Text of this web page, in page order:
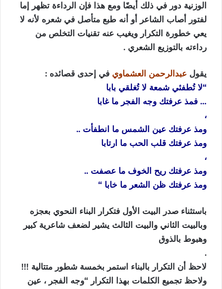
الوزنية دور في ذلك أيضًا ومع هذا فإن الرداءة تظهر إما
لفتور أصاب الشاعر أو أنه طبع متأصل في شعره لأنه لا
يعي خطورة التكرار ويغيب عنه تقنيات التخلص من
رداءته بالتوزيع الشعري .
يقول عبدالرحمن العشماوي في إحدى قصائده :
“لا تُطفئي شمعة لا تُغلقي بابا
… فمذ عرفتك وجه الفجر ما غابا
،
ومذ عرفتك عين الشمس ما انطفأت ..
ومذ عرفتك قلب الحب ما ارتابا
،
ومذ عرفتك ريح الخوف ما عصفت ..
ومذ عرفتك ظن الشعر ما خابا “
باستثناء صدر البيت الأول فتكرار البناء النحوي بعجزه
وبالبيت الثاني والبيت الثالث يشير لضعف شاعرية كبير
وهبوط بالذوق
.
لاحظ أن التكرار بالبناء استمر بخمسة شطور متتالية !!!
ولاحظ تجميع الكلمات بهذا التكرار “وجه الفجر ، عين